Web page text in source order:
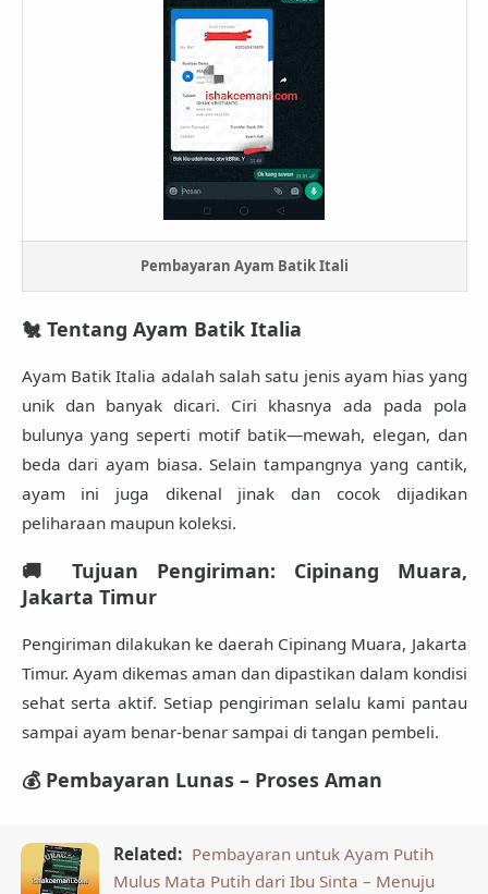
Pembayaran Ayam Batik Itali
🐔 Tentang Ayam Batik Italia
Ayam Batik Italia adalah salah satu jenis ayam hias yang
unik dan banyak dicari. Ciri khasnya ada pada pola
bulunya yang seperti motif batik—mewah, elegan, dan
beda dari ayam biasa. Selain tampangnya yang cantik,
ayam ini juga dikenal jinak dan cocok dijadikan
peliharaan maupun koleksi.
🚚 Tujuan Pengiriman: Cipinang Muara,
Jakarta Timur
Pengiriman dilakukan ke daerah Cipinang Muara, Jakarta
Timur. Ayam dikemas aman dan dipastikan dalam kondisi
sehat serta aktif. Setiap pengiriman selalu kami pantau
sampai ayam benar-benar sampai di tangan pembeli.
💰 Pembayaran Lunas – Proses Aman
Related: Pembayaran untuk Ayam Putih
Mulus Mata Putih dari Ibu Sinta – Menuju